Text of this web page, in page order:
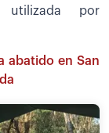
utilizada por
abatido en San